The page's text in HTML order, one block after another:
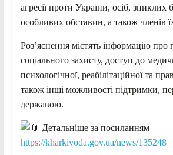
агресії проти України, осіб, зниклих
особливих обставин, а також членів
Роз’яснення містять інформацію про
соціального захисту, доступ до
психологічної, реабілітаційної та
також інші можливості підтримки,
державою.
Детальніше за посиланням
https://kharkivoda.gov.ua/news/135248